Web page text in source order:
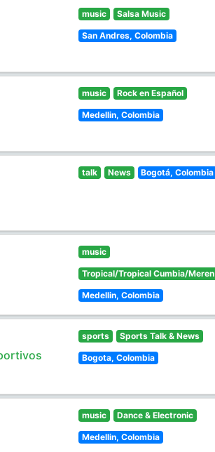
music Salsa Music
San Andres, Colombia
music Rock en Español
Medellin, Colombia
talk News Bogotá, Colombia
music
Tropical/Tropical Cumbia/Meren
Medellin, Colombia
sports Sports Talk & News
Bogota, Colombia
music Dance & Electronic
Medellin, Colombia